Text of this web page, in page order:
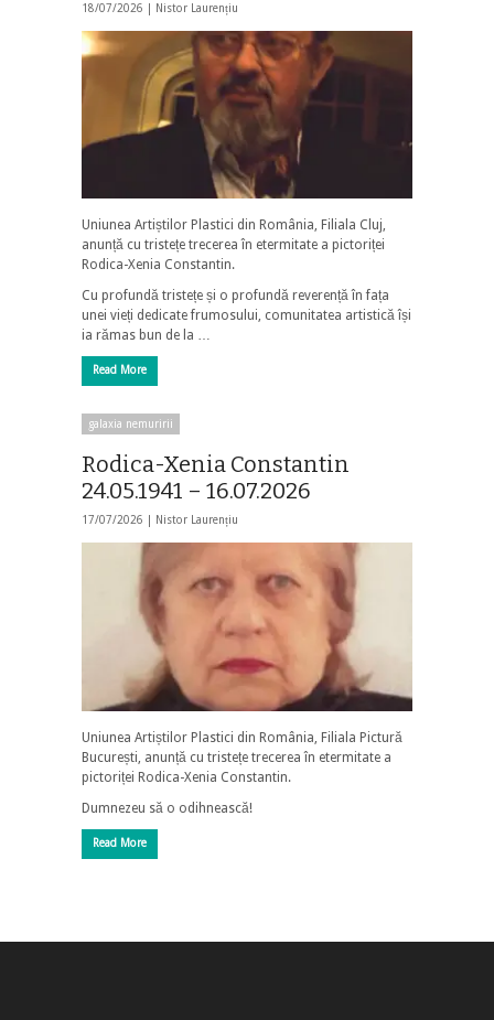
18/07/2026 | Nistor Laurențiu
Uniunea Artiștilor Plastici din România, Filiala Cluj,
anunță cu tristețe trecerea în etermitate a pictoriței
Rodica-Xenia Constantin.
Cu profundă tristețe și o profundă reverență în fața
unei vieți dedicate frumosului, comunitatea artistică își
ia rămas bun de la …
Read More
galaxia nemuririi
Rodica-Xenia Constantin
24.05.1941 – 16.07.2026
17/07/2026 | Nistor Laurențiu
Uniunea Artiștilor Plastici din România, Filiala Pictură
București, anunță cu tristețe trecerea în etermitate a
pictoriței Rodica-Xenia Constantin.
Dumnezeu să o odihnească!
Read More